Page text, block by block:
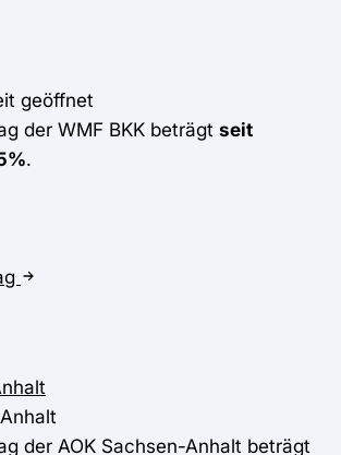
geöffnet
der WMF BKK beträgt seit
.
der AOK Sachsen-Anhalt beträgt